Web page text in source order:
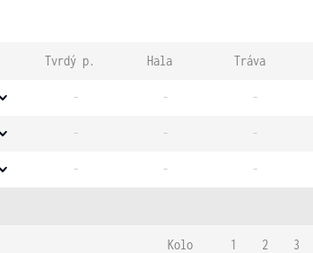
Tvrdý p. Hala Tráva
- - -
- - -
- - -
Kolo 1 2 3